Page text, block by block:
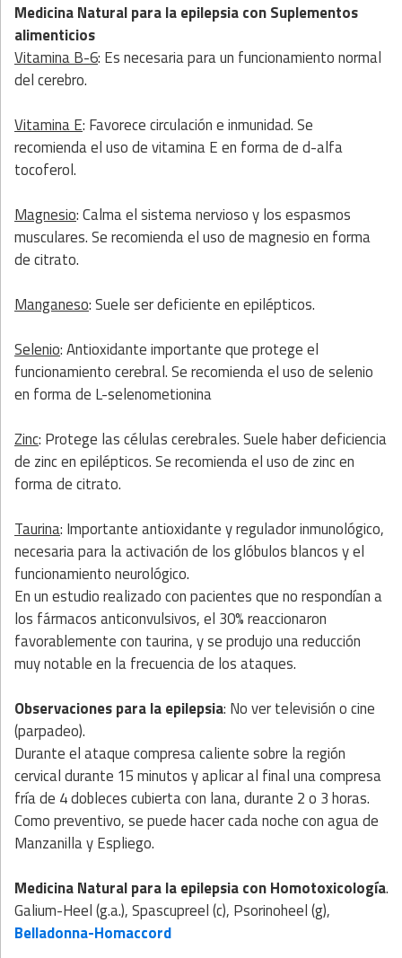
Medicina Natural para la epilepsiaconSuplementos
alimenticios
Vitamina B-6: Es necesaria para un funcionamiento normal
del cerebro.
Vitamina E: Favorece circulación e inmunidad. Se
recomienda el uso de vitamina E en forma de d-alfa
tocoferol.
Magnesio: Calma el sistema nervioso y los espasmos
musculares. Se recomienda el uso de magnesio en forma
de citrato.
Manganeso: Suele ser deficiente en epilépticos.
Selenio: Antioxidante importante que protege el
funcionamiento cerebral. Se recomienda el uso de selenio
en forma de L-selenometionina
Zinc: Protege las células cerebrales. Suele haber deficiencia
de zinc en epilépticos. Se recomienda el uso de zinc en
forma de citrato.
Taurina: Importante antioxidante y regulador inmunológico,
necesaria para la activación de los glóbulos blancos y el
funcionamiento neurológico.
En un estudio realizado con pacientes que no respondían a
los fármacos anticonvulsivos, el 30% reaccionaron
favorablemente con taurina, y se produjo una reducción
muy notable en la frecuencia de los ataques.
Observaciones para la epilepsia: No ver televisión o cine
(parpa­deo).
Durante el ataque compresa caliente sobre la región
cervical durante 15 minutos y aplicar al final una compresa
fría de 4 dobleces cubierta con lana, durante 2 o 3 horas.
Como preventivo, se puede hacer cada noche con agua de
Manzanilla y Espliego.
Medicina Naturalpara la epilepsiaconHomotoxicología.
Galium-Heel (g.a.), Spascupreel (c), Psorinoheel (g),
Belladonna-Homaccord